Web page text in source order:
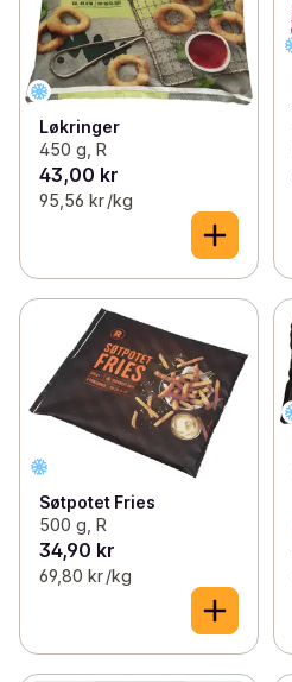
Løkringer
450 g, R
43,00 kr
95,56 kr /kg
Søtpotet Fries
500 g, R
34,90 kr
69,80 kr /kg